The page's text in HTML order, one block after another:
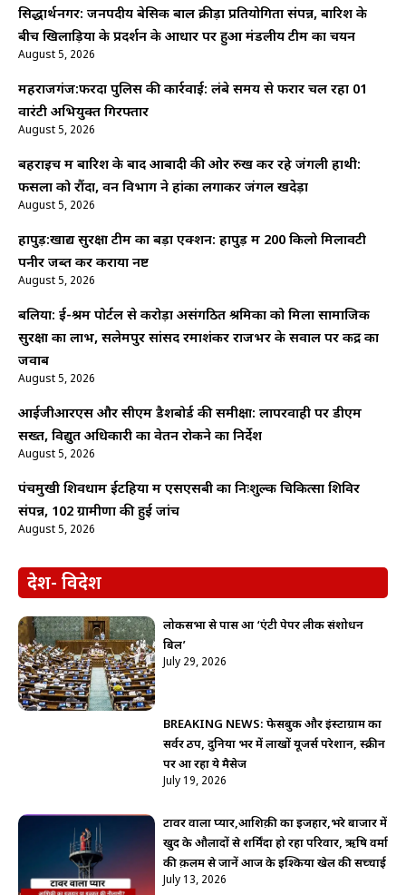
सिद्धार्थनगर: जनपदीय बेसिक बाल क्रीड़ा प्रतियोगिता संपन्न, बारिश के
बीच खिलाड़ियों के प्रदर्शन के आधार पर हुआ मंडलीय टीम का चयन
August 5, 2026
महराजगंज:फरेंदा पुलिस की कार्रवाई: लंबे समय से फरार चल रहा 01
वारंटी अभियुक्त गिरफ्तार
August 5, 2026
बहराइच में बारिश के बाद आबादी की ओर रुख कर रहे जंगली हाथी:
फसलों को रौंदा, वन विभाग ने हांका लगाकर जंगल खदेड़ा
August 5, 2026
हापुड़:खाद्य सुरक्षा टीम का बड़ा एक्शन: हापुड़ में 200 किलो मिलावटी
पनीर जब्त कर कराया नष्ट
August 5, 2026
बलिया: ई-श्रम पोर्टल से करोड़ों असंगठित श्रमिकों को मिला सामाजिक
सुरक्षा का लाभ, सलेमपुर सांसद रमाशंकर राजभर के सवाल पर केंद्र का
जवाब
August 5, 2026
आईजीआरएस और सीएम डैशबोर्ड की समीक्षा: लापरवाही पर डीएम
सख्त, विद्युत अधिकारी का वेतन रोकने का निर्देश
August 5, 2026
पंचमुखी शिवधाम ईटहिया में एसएसबी का निःशुल्क चिकित्सा शिविर
संपन्न, 102 ग्रामीणों की हुई जांच
August 5, 2026
देश- विदेश
लोकसभा से पास हुआ ‘एंटी पेपर लीक संशोधन
बिल’
July 29, 2026
BREAKING NEWS: फेसबुक और इंस्टाग्राम का
सर्वर ठप, दुनिया भर में लाखों यूजर्स परेशान, स्क्रीन
पर आ रहा ये मैसेज
July 19, 2026
टावर वाला प्यार,आशिक़ी का इजहार,भरे बाजार में
खुद के औलादों से शर्मिंदा हो रहा परिवार, ऋषि वर्मा
की क़लम से जानें आज के इश्किया खेल की सच्चाई
July 13, 2026